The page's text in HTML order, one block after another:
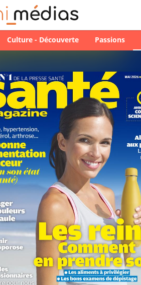
Culture - Découverte Passions